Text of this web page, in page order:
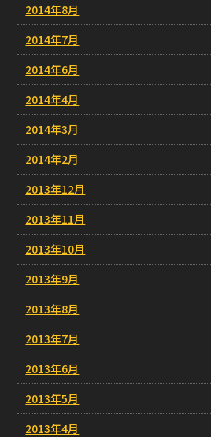
2014年8月
2014年7月
2014年6月
2014年4月
2014年3月
2014年2月
2013年12月
2013年11月
2013年10月
2013年9月
2013年8月
2013年7月
2013年6月
2013年5月
2013年4月